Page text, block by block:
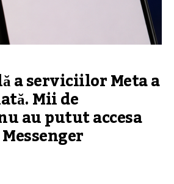
a serviciilor Meta a
Mii de
au putut accesa